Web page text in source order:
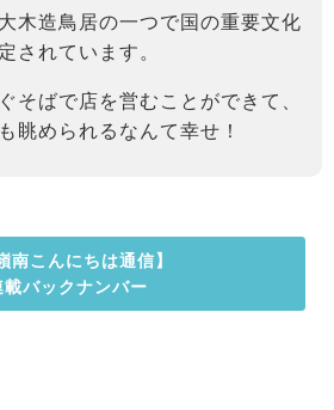
木造鳥居の一つで国の重要文化
されています。
そばで店を営むことができて、
眺められるなんて幸せ！
南こんにちは通信】
載バックナンバー